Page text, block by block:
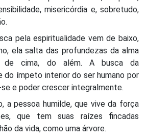
misericórdia e, sobretudo,
pela espiritualidade vem de baixo,
ela salta das profundezas da alma
de cima, do além. A busca da
do ímpeto interior do ser humano por
e poder crescer integralmente.
a pessoa humilde, que vive da força
que tem suas raízes fincadas
da vida, como uma árvore.